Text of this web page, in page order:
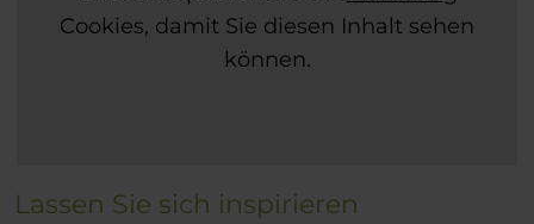
Cookies, damit Sie diesen Inhalt sehen
können.
Lassen Sie sich inspirieren